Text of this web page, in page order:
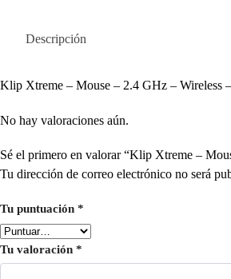
Descripción
Klip Xtreme – Mouse – 2.4 GHz – Wireless
No hay valoraciones aún.
Sé el primero en valorar “Klip Xtreme –
Tu dirección de correo electrónico no será
Tu puntuación *
Tu valoración *